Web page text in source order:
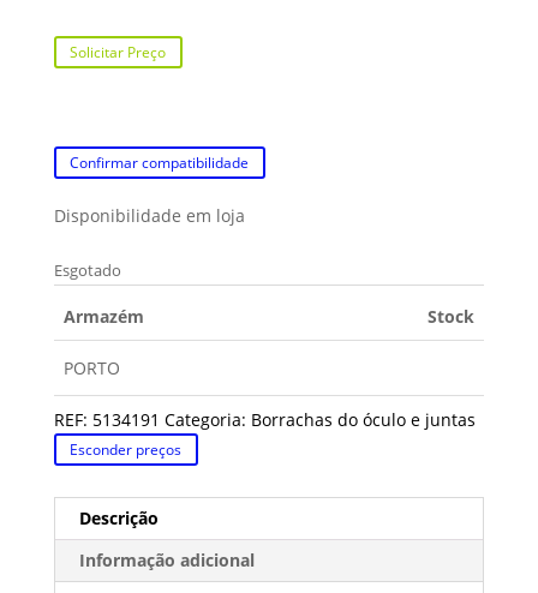
Solicitar Preço
Confirmar compatibilidade
Disponibilidade em loja
Esgotado
Armazém Stock
PORTO
REF: 5134191 Categoria: Borrachas do óculo e juntas
Esconder preços
Descrição
Informação adicional